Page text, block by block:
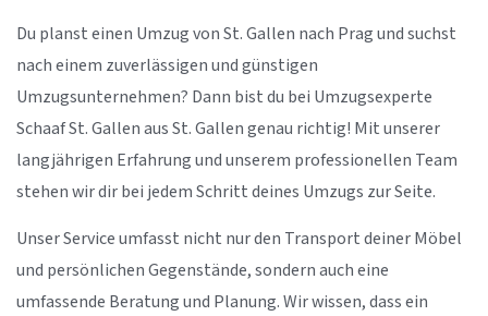
Du planst einen Umzug von St. Gallen nach Prag und suchst
nach einem zuverlässigen und günstigen
Umzugsunternehmen? Dann bist du bei Umzugsexperte
Schaaf St. Gallen aus St. Gallen genau richtig! Mit unserer
langjährigen Erfahrung und unserem professionellen Team
stehen wir dir bei jedem Schritt deines Umzugs zur Seite.
Unser Service umfasst nicht nur den Transport deiner Möbel
und persönlichen Gegenstände, sondern auch eine
umfassende Beratung und Planung. Wir wissen, dass ein